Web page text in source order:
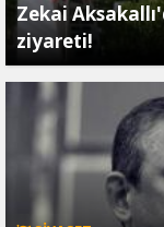
Zekai
ziyareti!